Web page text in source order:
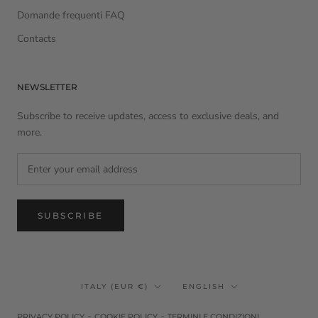
Domande frequenti FAQ
Contacts
NEWSLETTER
Subscribe to receive updates, access to exclusive deals, and
more.
SUBSCRIBE
Country/region
ITALY (EUR €) Language
ENGLISH